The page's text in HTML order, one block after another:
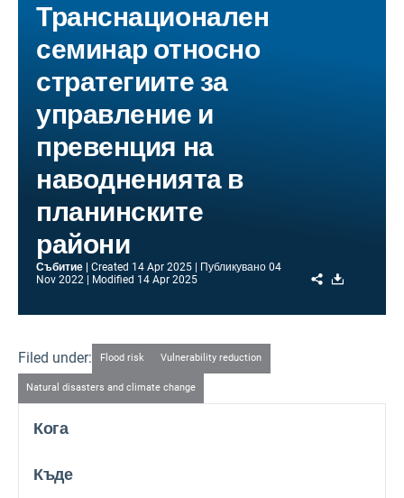
Транснационален
семинар относно
стратегиите за
управление и
превенция на
наводненията в
планинските
райони
Събитие Created 14 Apr 2025 Публикувано 04
Nov 2022
Modified 14 Apr 2025 Share
Filed under: Flood risk Vulnerability reduction
Natural disasters and climate change
Кога
Къде